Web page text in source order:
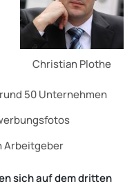
Christian Plothe
50 Unternehmen
Arbeitgeber
sich auf dem dritten